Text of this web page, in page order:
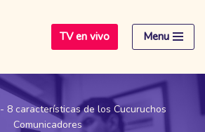
TV en vivo Menu
- 8 características de los Cucuruchos
Comunicadores